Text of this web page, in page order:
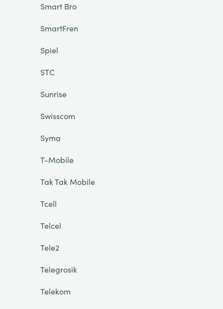
Smart Bro
SmartFren
Spiel
STC
Sunrise
Swisscom
Syma
T-Mobile
Tak Tak Mobile
Tcell
Telcel
Tele2
Telegrosik
Telekom